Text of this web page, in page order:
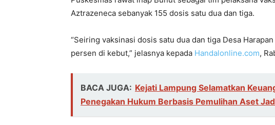
Aztrazeneca sebanyak 155 dosis satu dua dan tiga.
“Seiring vaksinasi dosis satu dua dan tiga Desa
persen di kebut,” jelasnya kepada Handalonline.com,
BACA JUGA: Kejati Lampung Selamatkan
Penegakan Hukum Berbasis Pemulihan Aset